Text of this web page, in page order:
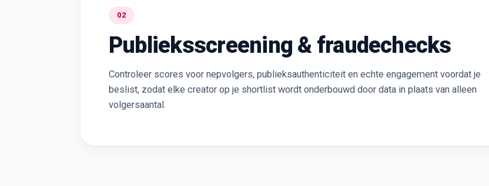
02
Publieksscreening & fraudechecks
Controleer scores voor nepvolgers, publieksauthenticiteit en echte engagement voordat je
beslist, zodat elke creator op je shortlist wordt onderbouwd door data in plaats van alleen
volgersaantal.